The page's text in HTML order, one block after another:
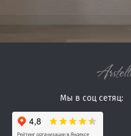
Мы в соц сетяц: